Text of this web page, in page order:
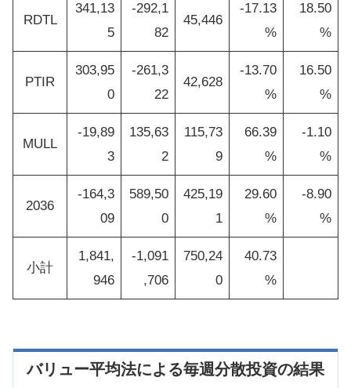
RDTL
341,13
5
-292,1
82
45,446
-17.13
%
18.50
%
PTIR
303,95
0
-261,3
22
42,628
-13.70
%
16.50
%
MULL
-19,89
3
135,63
2
115,73
9
66.39
%
-1.10
%
2036
-164,3
09
589,50
0
425,19
1
29.60
%
-8.90
%
小計
1,841,
946
-1,091
,706
750,24
0
40.73
%
バリュー平均法による毎週分散投資の結果